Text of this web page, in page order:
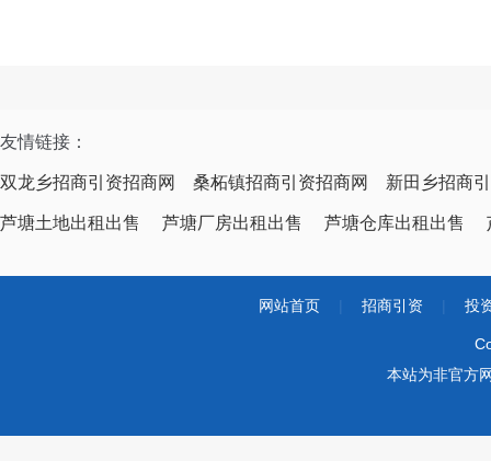
友情链接：
双龙乡招商引资招商网 桑柘镇招商引资招商网 新田乡招商
芦塘土地出租出售 芦塘厂房出租出售 芦塘仓库出租出售
网站首页 招商引资 投
本站为非官方